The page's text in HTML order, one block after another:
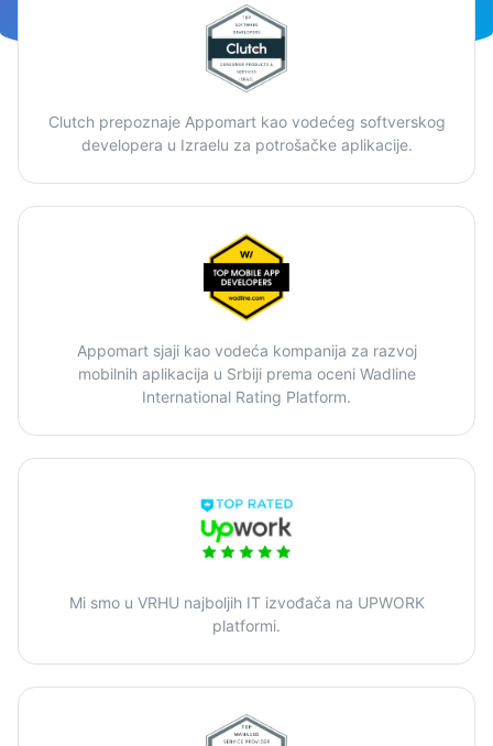
Clutch prepoznaje Appomart kao vodećeg softverskog
developera u Izraelu za potrošačke aplikacije.
Appomart sjaji kao vodeća kompanija za razvoj
mobilnih aplikacija u Srbiji prema oceni Wadline
International Rating Platform.
Mi smo u VRHU najboljih IT izvođača na UPWORK
platformi.